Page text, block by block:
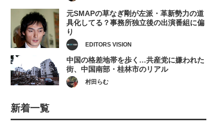
元SMAPの草なぎ剛が左派・革新勢力の道
具化してる？事務所独立後の出演番組に偏
り
EDITORS VISION
中国の格差地帯を歩く…共産党に嫌われた
街、中国南部・桂林市のリアル
村田らむ
新着一覧